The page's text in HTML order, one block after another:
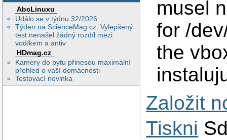
AbcLinuxu
Událo se v týdnu 32/2026
Týden na ScienceMag.cz: Vylepšený
test nenašel žádný rozdíl mezi
vodíkem a antiv
HDmag.cz
Kamery do bytu přinesou maximální
přehled o vaší domácnosti
Testovací novinka
musel
for /
the
Založit
Tiskni